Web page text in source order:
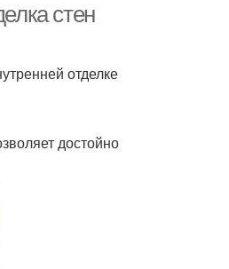
стен
отделке
достойно